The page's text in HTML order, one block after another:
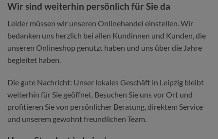
Wir sind weiterhin persönlich für Sie da
Leider müssen wir unseren Onlinehandel einstellen. Wir
bedanken uns herzlich bei allen Kundinnen und Kunden, die
unseren Onlineshop genutzt haben und uns über die Jahre
begleitet haben.
Die gute Nachricht: Unser lokales Geschäft in Leipzig bleibt
weiterhin für Sie geöffnet. Besuchen Sie uns vor Ort und
profitieren Sie von persönlicher Beratung, direktem Service
und unserem gewohnt freundlichen Team.